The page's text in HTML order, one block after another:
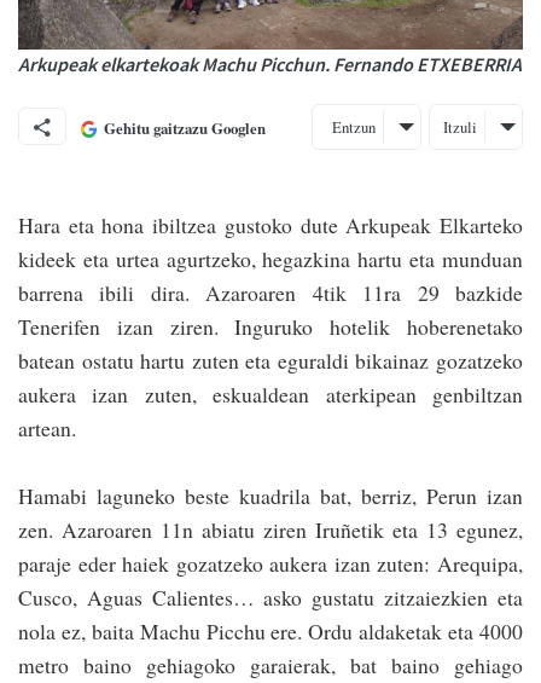
Arkupeak elkartekoak Machu Picchun. Fernando ETXEBERRIA
Gehitu gaitzazu Googlen Entzun Itzuli
Hara eta hona ibil­tzea gustoko dute Arku­peak Elkarteko
kideek eta urtea agurtzeko, hegazkina hartu eta munduan
barrena ibili dira. Azaroaren 4tik 11ra 29 bazkide
Tenerifen izan ziren. Inguruko hotelik hoberenetako
batean ostatu hartu zuten eta eguraldi bikainaz goza­tze­ko
aukera izan zuten, eskualdean aterkipean genbiltzan
artean.
Hamabi laguneko beste kuadrila bat, be­rriz, Perun izan
zen. Azaroaren 11n abiatu ziren Iruñetik eta 13 egunez,
paraje eder haiek gozatzeko aukera izan zuten: Arequipa,
Cusco, Aguas Calientes… asko gustatu zitzaiezkien eta
nola ez, baita Machu Picchu ere. Ordu aldaketak eta 4000
me­tro baino gehiagoko garaierak, bat baino gehiago